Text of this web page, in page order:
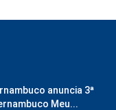
anuncia 3ª
Meu...